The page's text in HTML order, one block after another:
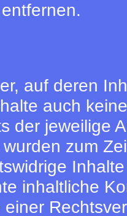
auf deren
auch
der jeweilige
zum
inhaltliche